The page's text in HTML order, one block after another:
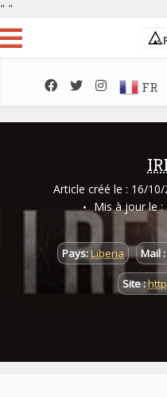
" "
FR
Article créé le : 16/
Mis à jour le :
Pays:Liberia Mail :
Site :